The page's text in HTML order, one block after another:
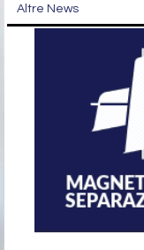
Altre News